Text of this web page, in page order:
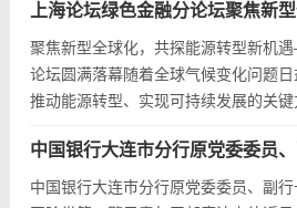
聚焦新型全球化，共探能源转型新机
论坛圆满落幕随着全球气候变化问题
推动能源转型、实现可持续发展的关键
中国银行大连市分行原党委委员、副